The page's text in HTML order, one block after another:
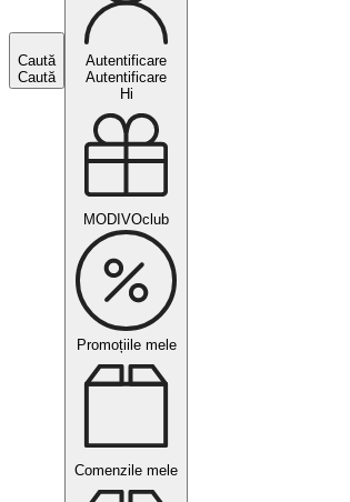
Caută
Caută
Autentificare
Autentificare
Hi
MODIVOclub
Promoțiile mele
Comenzile mele